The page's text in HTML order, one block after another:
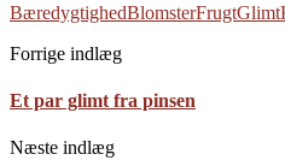
BæredygtighedBlomsterFrugtGlimt
Forrige indlæg
Et par glimt fra pinsen
Næste indlæg